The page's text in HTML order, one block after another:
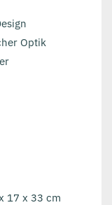
Optik
17 x 33 cm